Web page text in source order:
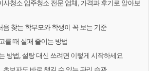
사청소 입주청소 전문 업체, 가격과 후기로 알아보
음 찾는 학부모와 학생이 꼭 보는 기준
를 때 실패 줄이는 방법
방법, 설탕 대신 쓰려면 이렇게 시작하세요
초보자도 바로 챙길 수 있는 관리 습관